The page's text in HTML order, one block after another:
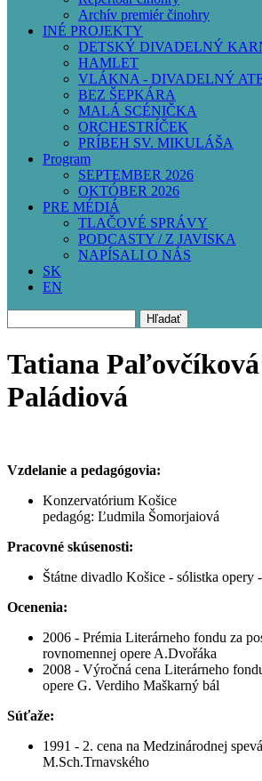
Archív premiér činohry
INÉ PROJEKTY
DETSKÝ DIVADELNÝ
HAMLET
VLÁKNA - DIVADELNÝ
BEZ ŠEPKÁRA
MALÁ SCÉNIČKA
ORCHESTRÍČEK
PRÍBEH SV. MIKULÁŠA
Program
SEPTEMBER 2026
OKTÓBER 2026
PRE MÉDIÁ
TLAČOVÉ SPRÁVY
PODCASTY / Z JAVISKA
NAPÍSALI O NÁS
SK
EN
Tatiana
Paládiová
Vzdelanie a pedagógovia:
Konzervatórium Košice
pedagóg: Ľudmila Šomorjaiová
Pracovné skúsenosti:
Štátne divadlo Košice - sólistka opery
Ocenenia:
2006 - Prémia Literárneho fondu za
rovnomennej opere A.Dvořáka
2008 - Výročná cena Literárneho
opere G. Verdiho Maškarný bál
Súťaže:
1991 - 2. cena na Medzinárodnej
M.Sch.Trnavského